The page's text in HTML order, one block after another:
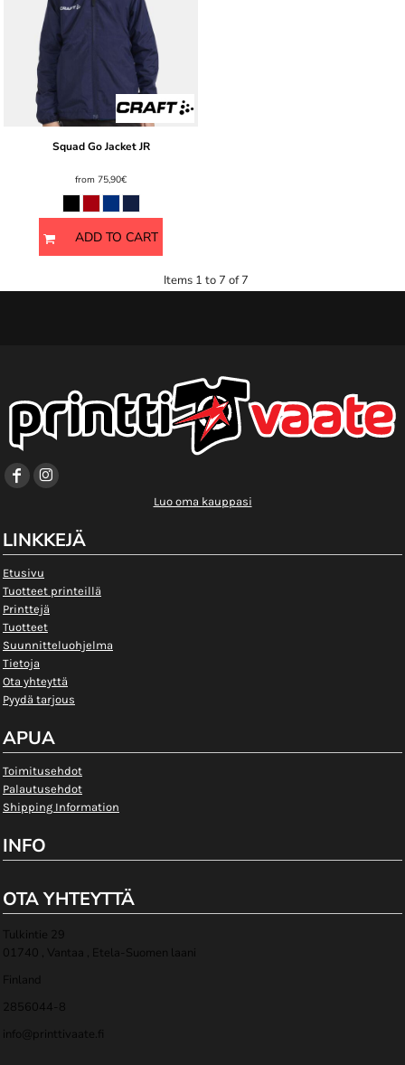
Squad Go Jacket JR
from 75,90€
ADD TO CART
Items 1 to 7 of 7
Luo oma kauppasi
LINKKEJÄ
Etusivu
Tuotteet printeillä
Printtejä
Tuotteet
Suunnitteluohjelma
Tietoja
Ota yhteyttä
Pyydä tarjous
APUA
Toimitusehdot
Palautusehdot
Shipping Information
INFO
OTA YHTEYTTÄ
Tulkintie 29
01740 , Vantaa , Etela-Suomen laani
Finland
2856044-8
info@printtivaate.fi